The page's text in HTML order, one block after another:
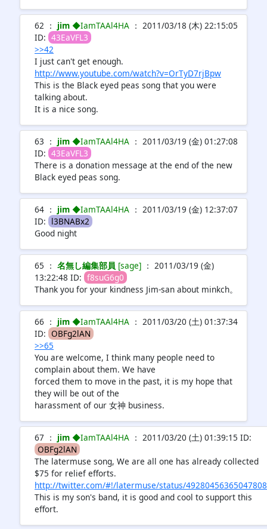
62 ： jim ◆IamTAAl4HA ： 2011/03/18 (木) 22:15:05
ID: 43EaVFL3
>>42
I just can't get enough.
http://www.youtube.com/watch?v=OrTyD7rjBpw
This is the Black eyed peas song that you were
talking about.
It is a nice song.
63 ： jim ◆IamTAAl4HA ： 2011/03/19 (金) 01:27:08
ID: 43EaVFL3
There is a donation message at the end of the new
Black eyed peas song.
64 ： jim ◆IamTAAl4HA ： 2011/03/19 (金) 12:37:07
ID: l3BNABx2
Good night
65 ： 名無し編集部員 [sage] ： 2011/03/19 (金)
13:22:48 ID: f8suG6g0
Thank you for your kindness Jim-san about minkch。
66 ： jim ◆IamTAAl4HA ： 2011/03/20 (土) 01:37:34
ID: OBFg2lAN
>>65
You are welcome, I think many people need to
complain about them. We have
forced them to move in the past, it is my hope that
they will be out of the
harassment of our 女神 business.
67 ： jim ◆IamTAAl4HA ： 2011/03/20 (土) 01:39:15 ID:
OBFg2lAN
The latermuse song, We are all one has already collected
$75 for relief efforts.
http://twitter.com/#!/latermuse/status/49280456365047808
This is my son's band, it is good and cool to support this
effort.